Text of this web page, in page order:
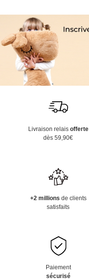
Livraison relais offerte
dès 59,90€
+2 millions de clients
satisfaits
Paiement
sécurisé